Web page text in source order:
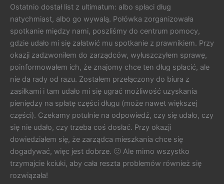
Ostatnio dostał list z ultimatum: albo spłaci dług
natychmiast, albo go wywalą. Połówka zorganizowała
spotkanie między nami, poszliśmy do centrum pomocy,
gdzie udało mi się załatwić mu spotkanie z prawnikiem. Przy
okazji zadzwoniłem do zarządców, wyłuszczyłem sprawę,
poinformowałem ich, że znajomy chce ten dług spłacić, ale
nie da rady od razu. Zostałem przełączony do biura z
zasiłkami i tam udało mi się ugrać możliwość uzyskania
pieniędzy na spłatę części długu (może nawet większej
części). Czekamy potulnie na odpowiedź, czy się udało, czy
się nie udało, czy trzeba coś dosłać. Przy okazji
dowiedziałem się, że zarządca mieszkania chce się
dogadywać, więc jest dobrze. 🙂 Ale mimo wszystko
trzymajcie kciuki, aby cała reszta problemów również się
rozwiązała!